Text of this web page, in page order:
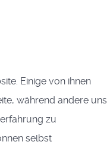
Einige von ihnen
während andere uns
zu
selbst